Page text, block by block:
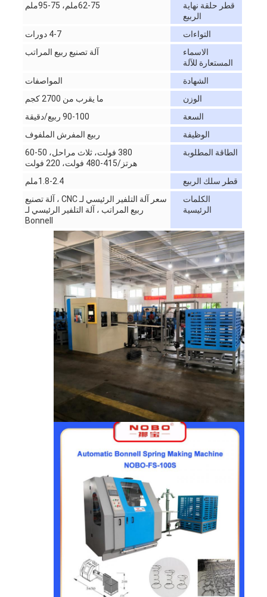
قطر حلقة نهاية
الربيع
62-75ملم، 75-95ملم
التواءات
4-7 دورات
الاسماء
المستعارة للآلة
آلة تصنيع ربيع المراتب
الشهادة
المواصفات
الوزن
ما يقرب من 2700 كجم
السعة
90-100 ربيع/دقيقة
الوظيفة
ربيع المفرش الملفوف
الطاقة المطلوبة
380 فولت، ثلاث مراحل، 50-60
هرتز/415-480 فولت، 220 فولت
قطر سلك الربيع
1.8-2.4ملم
الكلمات
الرئيسية
سعر آلة التلفير الرئيسي لـ CNC ، آلة تصنيع
ربيع المراتب ، آلة التلفير الرئيسي لـ
Bonnell